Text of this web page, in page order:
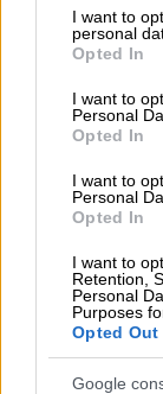
not limited to
grant or deny
use your data
consent section.
I want to
personal
Opted In
I want to
Personal
Opted In
I want to
Personal
Opted In
I want to
Retention,
Personal
Purposes
Opted Out
Google
Η
600.000
σήμερα σε
Μαουάσι,
Γάζας, ενώ ο
στον
από 2
Αξίζει να
εικόνες
ισραηλινού